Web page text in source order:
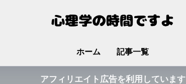
ホーム 記事一覧
アフィリエイト広告を利用しています